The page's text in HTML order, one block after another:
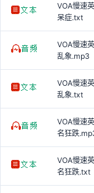
VOA慢速
呆症.txt
VOA慢速
乱象.mp3
VOA慢速
乱象.txt
VOA慢速
名狂跌
VOA慢速
名狂跌.txt